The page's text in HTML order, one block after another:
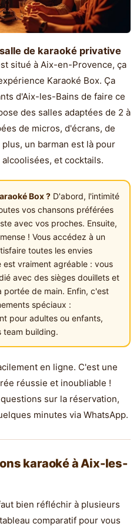
de karaoké privative
situé à Aix-en-Provence, ça
Karaoké Box. Ça
d'Aix-les-Bains de faire ce
des salles adaptées de 2 à
de micros, d'écrans, de
un barman est là pour
et cocktails.
Box ?D'abord, l'intimité
vos chansons préférées
avec vos proches. Ensuite,
! Vous accédez à un
toutes les envies
est vraiment agréable : vous
avec des sièges douillets et
portée de main. Enfin, c'est
spéciaux :
pour adultes ou enfants,
team building.
en ligne. C'est une
réussie et inoubliable !
sur la réservation,
minutes via WhatsApp.
karaoké à Aix-les-
bien réfléchir à plusieurs
comparatif pour vous